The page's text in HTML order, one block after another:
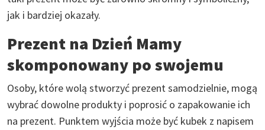
jak i bardziej okazały.
Prezent na Dzień Mamy
skomponowany po swojemu
Osoby, które wolą stworzyć prezent samodzielnie, mogą
wybrać dowolne produkty i poprosić o zapakowanie ich
na prezent. Punktem wyjścia może być kubek z napisem